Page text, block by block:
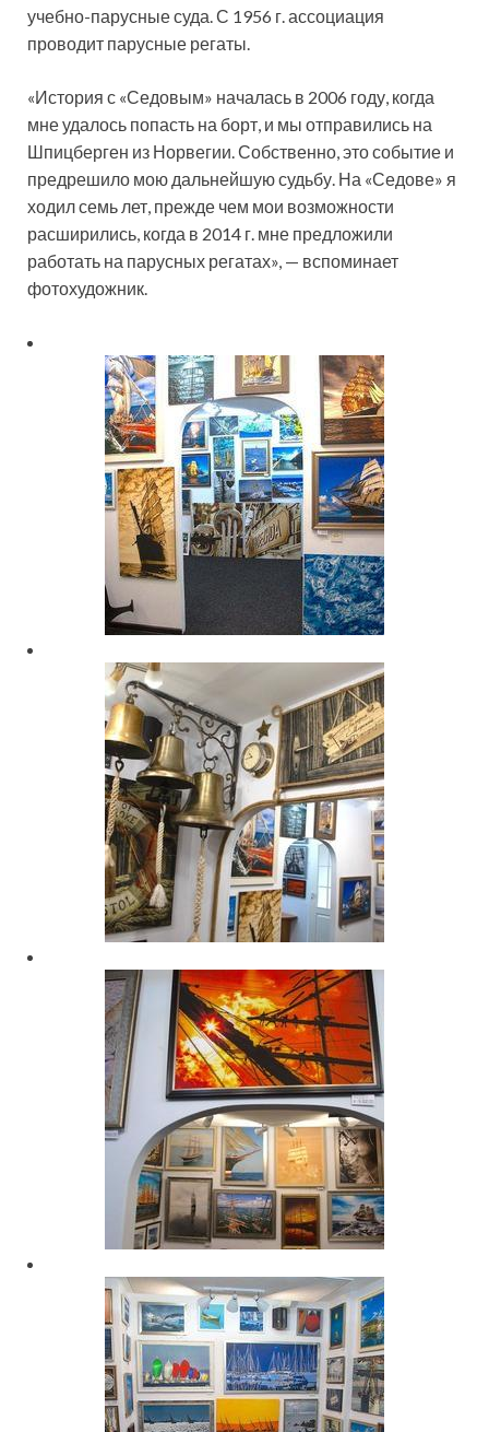
учебно-парусные суда. С 1956 г. ассоциация
проводит парусные регаты.
«История с «Седовым» началась в 2006 году, когда
мне удалось попасть на борт, и мы отправились на
Шпицберген из Норвегии. Собственно, это событие и
предрешило мою дальнейшую судьбу. На «Седове» я
ходил семь лет, прежде чем мои возможности
расширились, когда в 2014 г. мне предложили
работать на парусных регатах», — вспоминает
фотохудожник.